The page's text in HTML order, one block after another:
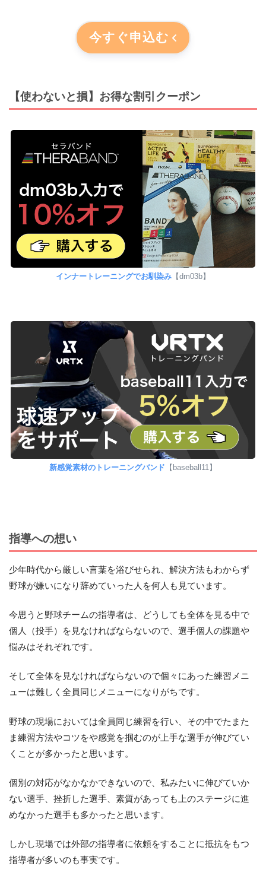
今すぐ申込む
【使わないと損】お得な割引クーポン
インナートレーニングでお馴染み 【dm03b】
新感覚素材のトレーニングバンド 【baseball11】
指導への想い
少年時代から厳しい言葉を浴びせられ、解決方法もわからず
野球が嫌いになり辞めていった人を何人も見ています。
今思うと野球チームの指導者は、どうしても全体を見る中で
個人（投手）を見なければならないので、選手個人の課題や
悩みはそれぞれです。
そして全体を見なければならないので個々にあった練習メニ
ューは難しく全員同じメニューになりがちです。
野球の現場においては全員同じ練習を行い、その中でたまた
ま練習方法やコツをや感覚を掴むのが上手な選手が伸びてい
くことが多かったと思います。
個別の対応がなかなかできないので、私みたいに伸びていか
ない選手、挫折した選手、素質があっても上のステージに進
めなかった選手も多かったと思います。
しかし現場では外部の指導者に依頼をすることに抵抗をもつ
指導者が多いのも事実です。